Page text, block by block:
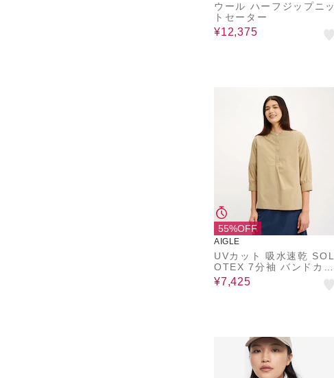
ウール ハーフジップニッ
トセーター
¥12,375
55%OFF
AIGLE
UVカット 吸水速乾 SOL
OTEX 7分袖 バンドカラ
ーシャツ RP
¥7,425